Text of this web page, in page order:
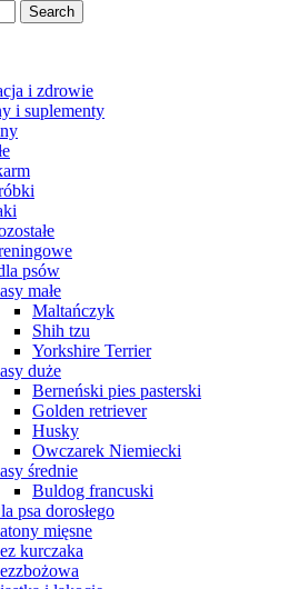
Search
i zdrowie
i suplementy
psów
małe
Maltańczyk
Shih tzu
Yorkshire Terrier
duże
Berneński pies pasterski
Golden retriever
Husky
Owczarek Niemiecki
średnie
Buldog francuski
psa dorosłego
mięsne
kurczaka